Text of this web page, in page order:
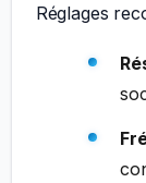
Réglages